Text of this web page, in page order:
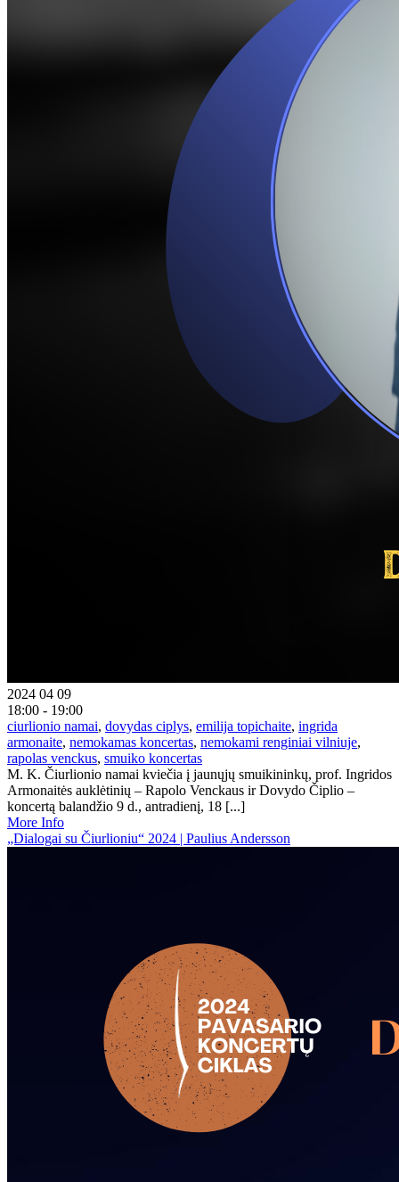
2024 04 09
18:00 - 19:00
ciurlionio namai, dovydas ciplys, emilija topichaite, ingrida
armonaite, nemokamas koncertas, nemokami renginiai vilniuje,
rapolas venckus, smuiko koncertas
M. K. Čiurlionio namai kviečia į jaunųjų smuikininkų, prof. Ingridos
Armonaitės auklėtinių – Rapolo Venckaus ir Dovydo Čiplio –
koncertą balandžio 9 d., antradienį, 18 [...]
More Info
„Dialogai su Čiurlioniu“ 2024 | Paulius Andersson